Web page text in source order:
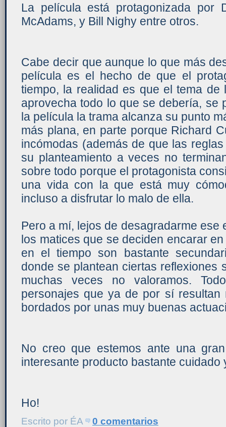
La película está protagonizada por
McAdams, y Bill Nighy entre otros.
Cabe decir que aunque lo que más
película es el hecho de que el
tiempo, la realidad es que el tema
aprovecha todo lo que se debería, se
la película la trama alcanza su punto
más plana, en parte porque Richard
incómodas (además de que las
su planteamiento a veces no
sobre todo porque el protagonista
una vida con la que está muy
incluso a disfrutar lo malo de ella.
Pero a mí, lejos de desagradarme ese
los matices que se deciden encarar
en el tiempo son bastante
donde se plantean ciertas reflexiones
muchas veces no valoramos.
personajes que ya de por sí resultan
bordados por unas muy buenas
No creo que estemos ante una
interesante producto bastante
Ho!
Escrito por ÉA
0 comentarios